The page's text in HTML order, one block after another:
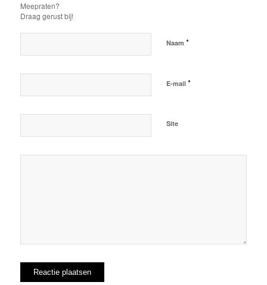
Meepraten?
Draag gerust bij!
Naam *
E-mail *
Site